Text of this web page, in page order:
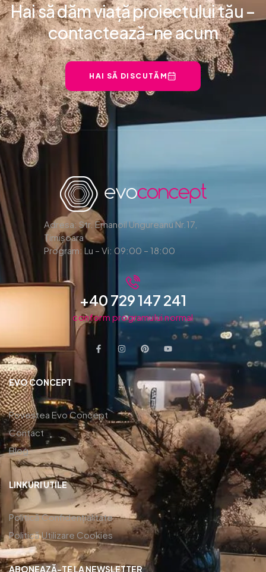
Hai să dăm viață proiectului tău –
contactează-ne acum
HAI SĂ DISCUTĂM
Adresa: Str. Emanoil Ungureanu Nr.17,
Timișoara
Program: Lu – Vi: 09:00 – 18:00
+40 729 147 241
conform programului normal
EVO CONCEPT
Povestea Evo Concept
Contact
Blog
LINKURI UTILE
Politică Confidențialitate
Politică Utilizare Cookies
ABONEAZĂ-TE LA NEWSLETTER